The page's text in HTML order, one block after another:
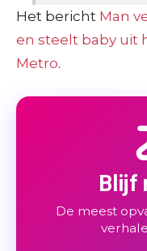
Het bericht Man
en steelt baby uit
Metro.
Blijf
De meest